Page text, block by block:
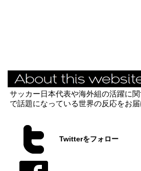
サッカー日本代表や海外組の活躍に
で話題になっている世界の反応をお届
Twitterをフォロー